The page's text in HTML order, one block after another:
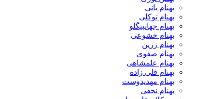
بهنام بانی
بهنام توکلی
بهنام جهانبیگلو
بهنام خشوعی
بهنام زرین
بهنام صفوی
بهنام علمشاهی
بهنام قلی زاده
بهنام مهدیدوست
بهنام نجفی